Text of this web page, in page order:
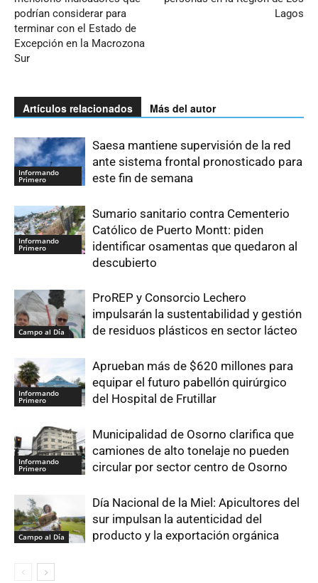
podrían considerar para
terminar con el Estado de
Excepción en la Macrozona
Sur
Lagos
Artículos relacionados Más del autor
Informando
Primero
Saesa mantiene supervisión de la red
ante sistema frontal pronosticado para
este fin de semana
Informando
Primero
Sumario sanitario contra Cementerio
Católico de Puerto Montt: piden
identificar osamentas que quedaron al
descubierto
Campo al Día
ProREP y Consorcio Lechero
impulsarán la sustentabilidad y gestión
de residuos plásticos en sector lácteo
Informando
Primero
Aprueban más de $620 millones para
equipar el futuro pabellón quirúrgico
del Hospital de Frutillar
Informando
Primero
Municipalidad de Osorno clarifica que
camiones de alto tonelaje no pueden
circular por sector centro de Osorno
Campo al Día
Día Nacional de la Miel: Apicultores del
sur impulsan la autenticidad del
producto y la exportación orgánica